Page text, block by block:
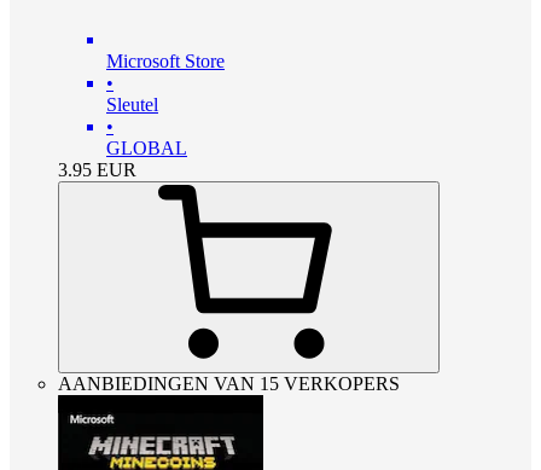
Microsoft Store
•
Sleutel
•
GLOBAL
3.95 EUR
AANBIEDINGEN VAN 15 VERKOPERS